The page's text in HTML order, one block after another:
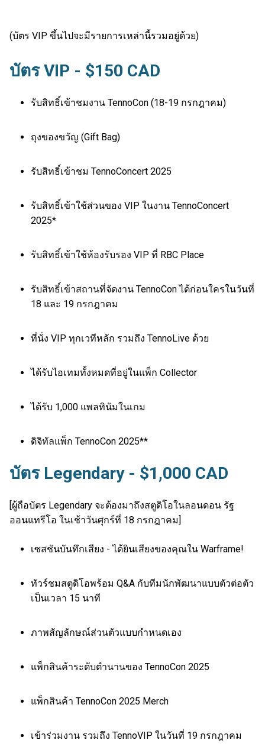
(บัตร VIP ขึ้นไปจะมีรายการเหล่านี้รวมอยู่ด้วย)
บัตร VIP - $150 CAD
รับสิทธิ์เข้าชมงาน TennoCon (18-19 กรกฎาคม)
ถุงของขวัญ (Gift Bag)
รับสิทธิ์เข้าชม TennoConcert 2025
รับสิทธิ์เข้าใช้ส่วนของ VIP ในงาน TennoConcert
2025*
รับสิทธิ์เข้าใช้ห้องรับรอง VIP ที่ RBC Place
รับสิทธิ์เข้าสถานที่จัดงาน TennoCon ได้ก่อนใครในวันที่
18 และ 19 กรกฎาคม
ที่นั่ง VIP ทุกเวทีหลัก รวมถึง TennoLive ด้วย
ได้รับไอเทมทั้งหมดที่อยู่ในแพ็ก Collector
ได้รับ 1,000 แพลทินัมในเกม
ดิจิทัลแพ็ก TennoCon 2025**
บัตร Legendary - $1,000 CAD
[ผู้ถือบัตร Legendary จะต้องมาถึงสตูดิโอในลอนดอน รัฐ
ออนแทรีโอ ในเช้าวันศุกร์ที่ 18 กรกฎาคม]
เซสชันบันทึกเสียง - ได้ยินเสียงของคุณใน Warframe!
ทัวร์ชมสตูดิโอพร้อม Q&A กับทีมนักพัฒนาแบบตัวต่อตัว
เป็นเวลา 15 นาที
ภาพสัญลักษณ์ส่วนตัวแบบกำหนดเอง
แพ็กสินค้าระดับตำนานของ TennoCon 2025
แพ็กสินค้า TennoCon 2025 Merch
เข้าร่วมงาน รวมถึง TennoVIP ในวันที่ 19 กรกฎาคม